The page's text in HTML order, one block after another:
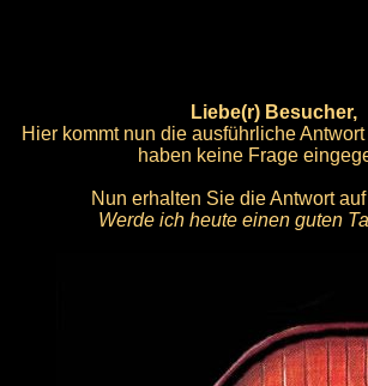
Liebe(r) Besucher,
Hier kommt nun die ausführliche
haben keine Frage
Nun erhalten Sie die Antwort
Werde ich heute einen guten